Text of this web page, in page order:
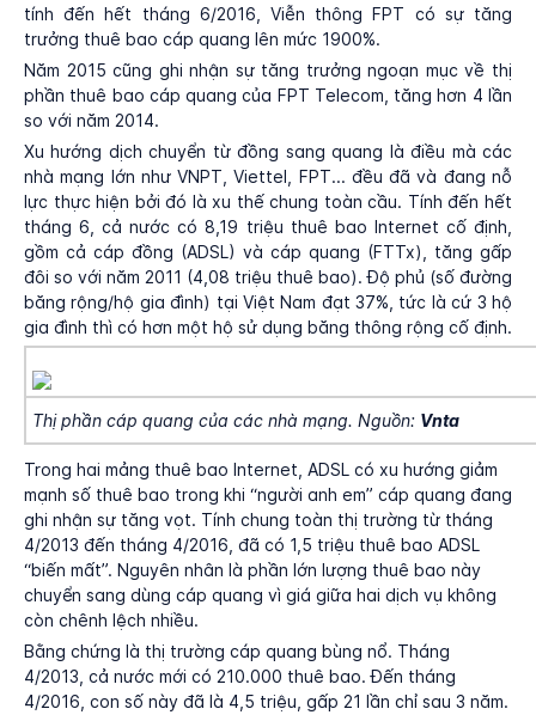
tính đến hết tháng 6/2016, ​Viễn thông FPT có sự tăng
trưởng thuê bao cáp quang lên mức 1900%.
Năm 2015 cũng ghi nhận sự tăng trưởng ngoạn mục về thị
phần thuê bao cáp quang của FPT Telecom, tăng hơn 4 lần
so với năm 2014.
Xu hướng dịch chuyển từ đồng sang quang là điều mà các
nhà mạng lớn như VNPT, Viettel, FPT... đều đã và đang nỗ
lực thực hiện bởi đó là xu thế chung toàn cầu. Tính đến hết
tháng 6, cả nước có 8,19 triệu thuê bao Internet cố định,
gồm cả cáp đồng (ADSL) và cáp quang (FTTx), tăng gấp
đôi so với năm 2011 (4,08 triệu thuê bao). Độ phủ (số đường
băng rộng/hộ gia đình) tại Việt Nam đạt 37%, tức là cứ 3 hộ
gia đình thì có hơn một hộ sử dụng băng thông rộng cố định.
Thị phần cáp quang của các nhà mạng. Nguồn: Vnta
Trong hai mảng thuê bao Internet, ADSL có xu hướng giảm
mạnh số thuê bao trong khi “người anh em” cáp quang đang
ghi nhận sự tăng vọt. Tính chung toàn thị trường từ tháng
4/2013 đến tháng 4/2016, đã có 1,5 triệu thuê bao ADSL
“biến mất”. Nguyên nhân là phần lớn lượng thuê bao này
chuyển sang dùng cáp quang vì giá giữa hai dịch vụ không
còn chênh lệch nhiều.
Bằng chứng là thị trường cáp quang bùng nổ. Tháng
4/2013, cả nước mới có 210.000 thuê bao. Đến tháng
4/2016, con số này đã là 4,5 triệu, gấp 21 lần chỉ sau 3 năm.